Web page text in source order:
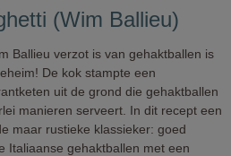
(Wim Ballieu)
Ballieu verzot is van gehaktballen is
De kok stampte een
uit de grond die gehaktballen
manieren serveert. In dit recept een
maar rustieke klassieker: goed
Italiaanse gehaktballen met een